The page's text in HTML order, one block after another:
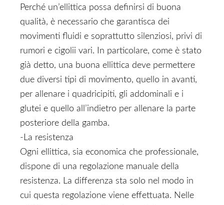
Perché un’ellittica possa definirsi di buona
qualità, è necessario che garantisca dei
movimenti fluidi e soprattutto silenziosi, privi di
rumori e cigolii vari. In particolare, come è stato
già detto, una buona ellittica deve permettere
due diversi tipi di movimento, quello in avanti,
per allenare i quadricipiti, gli addominali e i
glutei e quello all’indietro per allenare la parte
posteriore della gamba.
-La resistenza
Ogni ellittica, sia economica che professionale,
dispone di una regolazione manuale della
resistenza. La differenza sta solo nel modo in
cui questa regolazione viene effettuata. Nelle